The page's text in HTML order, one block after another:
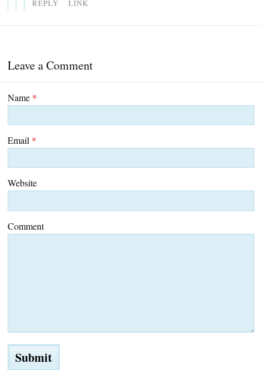
REPLY LINK
Leave a Comment
Name *
Email *
Website
Comment